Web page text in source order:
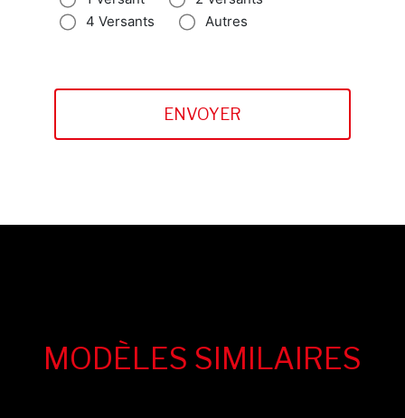
4 Versants
Autres
MODÈLES SIMILAIRES